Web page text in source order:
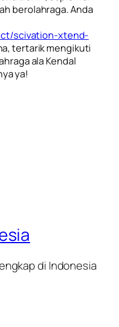
berolahraga. Anda
scivation-xtend-
tertarik mengikuti
ala Kendal
ya!
di Indonesia